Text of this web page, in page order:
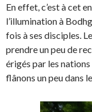
En effet, c’est à cet
l’illumination à
fois à ses disciples.
prendre un peu de
érigés par les
flânons un peu dans